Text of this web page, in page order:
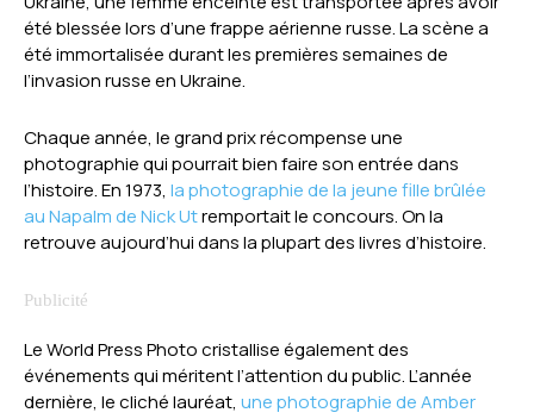
été blessée lors d’une frappe aérienne russe. La scène a
été immortalisée durant les premières semaines de
l’invasion russe en Ukraine.
Chaque année, le grand prix récompense une
photographie qui pourrait bien faire son entrée dans
l’histoire. En 1973, la photographie de la jeune fille brûlée
au Napalm de Nick Utremportait le concours. On la
retrouve aujourd’hui dans la plupart des livres d’histoire.
Le World Press Photo cristallise également des
événements qui méritent l’attention du public. L’année
dernière, le cliché lauréat, une photographie de Amber